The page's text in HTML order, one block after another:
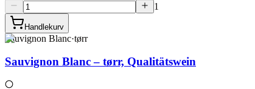
1
Handlekurv
Sauvignon Blanc·tørr
Sauvignon Blanc – tørr, Qualitätswein